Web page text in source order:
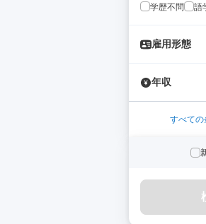
学歴不問
語
雇用形態
年収
すべての